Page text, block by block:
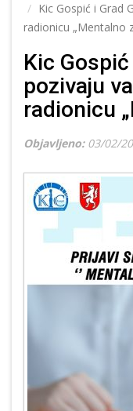
Kic Gospić i Grad
radionicu „Mentalno
Kic
pozivaju
radionicu
Objavljeno: 03/02/